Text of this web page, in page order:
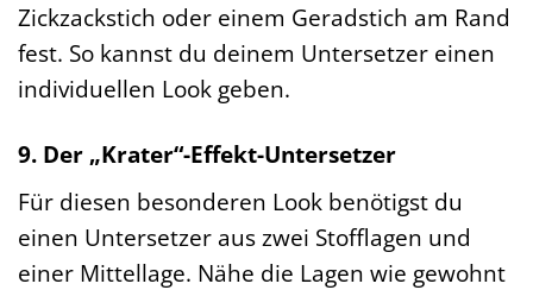
Zickzackstich oder einem Geradstich am Rand
fest. So kannst du deinem Untersetzer einen
individuellen Look geben.
9. Der „Krater“-Effekt-Untersetzer
Für diesen besonderen Look benötigst du
einen Untersetzer aus zwei Stofflagen und
einer Mittellage. Nähe die Lagen wie gewohnt